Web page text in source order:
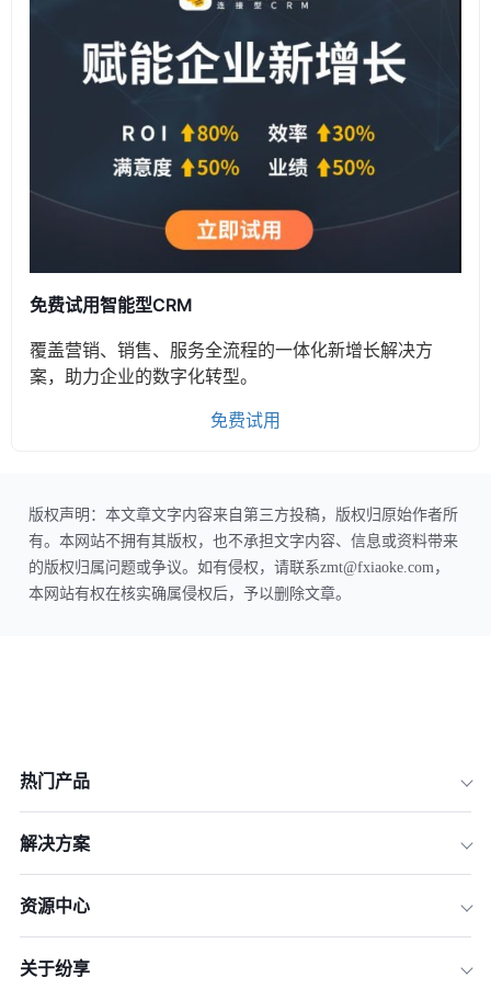
免费试用智能型CRM
覆盖营销、销售、服务全流程的一体化新增长解决方
案，助力企业的数字化转型。
免费试用
版权声明：本文章文字内容来自第三方投稿，版权归原始作者所
有。本网站不拥有其版权，也不承担文字内容、信息或资料带来
的版权归属问题或争议。如有侵权，请联系zmt@fxiaoke.com，
本网站有权在核实确属侵权后，予以删除文章。
热门产品
解决方案
资源中心
关于纷享